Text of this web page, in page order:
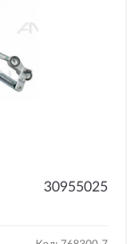
30955025